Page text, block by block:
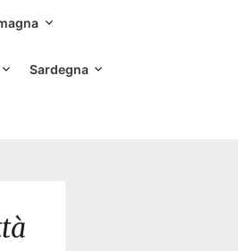
Sardegna